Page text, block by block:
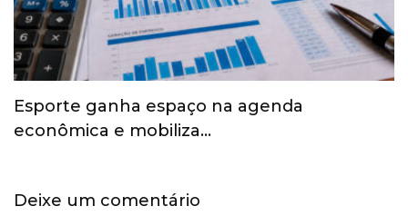
Esporte ganha espaço na agenda
econômica e mobiliza…
Deixe um comentário